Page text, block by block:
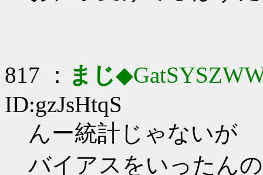
817 ： まじ
ID:gzJsHtqS
んー統計じゃないが
バイアスをいったん